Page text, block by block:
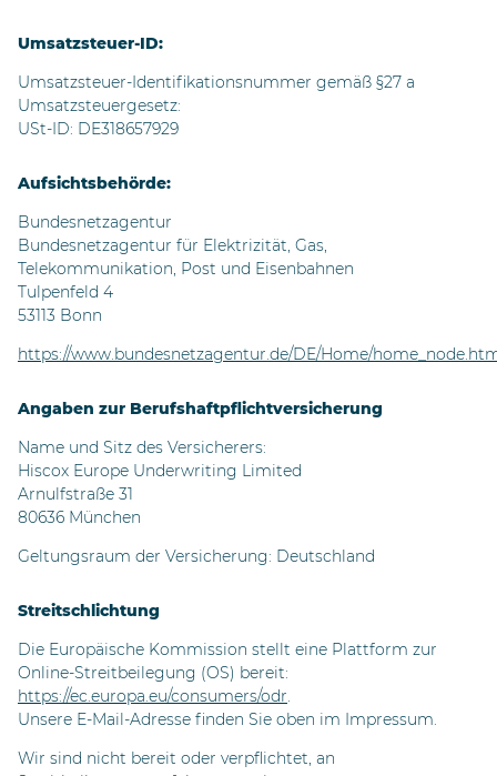
Umsatzsteuer-ID:
Umsatzsteuer-Identifikationsnummer gemäß §27 a
Umsatzsteuergesetz:
USt-ID: DE318657929
Aufsichtsbehörde:
Bundesnetzagentur
Bundesnetzagentur für Elektrizität, Gas,
Telekommunikation, Post und Eisenbahnen
Tulpenfeld 4
53113 Bonn
https://www.bundesnetzagentur.de/DE/Home/
Angaben zur Berufshaftpflichtversicherung
Name und Sitz des Versicherers:
Hiscox Europe Underwriting Limited
Arnulfstraße 31
80636 München
Geltungsraum der Versicherung: Deutschland
Streitschlichtung
Die Europäische Kommission stellt eine Plattform zur
Online-Streitbeilegung (OS) bereit:
https://ec.europa.eu/consumers/odr.
Unsere E-Mail-Adresse finden Sie oben im Impressum.
Wir sind nicht bereit oder verpflichtet, an